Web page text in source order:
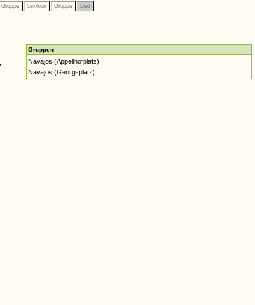
Gruppe Lexikon Gruppe Lied
Gruppen
Navajos (Appellhofplatz)
Navajos (Georgsplatz)